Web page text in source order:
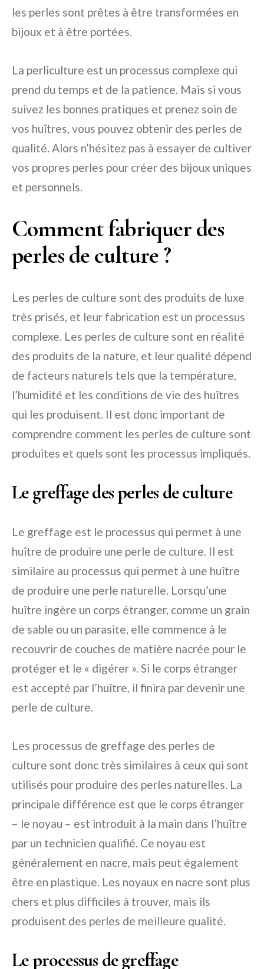
les perles sont prêtes à être transformées en
bijoux et à être portées.
La perliculture est un processus complexe qui
prend du temps et de la patience. Mais si vous
suivez les bonnes pratiques et prenez soin de
vos huîtres, vous pouvez obtenir des perles de
qualité. Alors n’hésitez pas à essayer de cultiver
vos propres perles pour créer des bijoux uniques
et personnels.
Comment fabriquer des
perles de culture ?
Les perles de culture sont des produits de luxe
très prisés, et leur fabrication est un processus
complexe. Les perles de culture sont en réalité
des produits de la nature, et leur qualité dépend
de facteurs naturels tels que la température,
l’humidité et les conditions de vie des huîtres
qui les produisent. Il est donc important de
comprendre comment les perles de culture sont
produites et quels sont les processus impliqués.
Le greffage des perles de culture
Le greffage est le processus qui permet à une
huître de produire une perle de culture. Il est
similaire au processus qui permet à une huître
de produire une perle naturelle. Lorsqu’une
huître ingère un corps étranger, comme un grain
de sable ou un parasite, elle commence à le
recouvrir de couches de matière nacrée pour le
protéger et le « digérer ». Si le corps étranger
est accepté par l’huître, il finira par devenir une
perle de culture.
Les processus de greffage des perles de
culture sont donc très similaires à ceux qui sont
utilisés pour produire des perles naturelles. La
principale différence est que le corps étranger
– le noyau – est introduit à la main dans l’huître
par un technicien qualifié. Ce noyau est
généralement en nacre, mais peut également
être en plastique. Les noyaux en nacre sont plus
chers et plus difficiles à trouver, mais ils
produisent des perles de meilleure qualité.
Le processus de greffage